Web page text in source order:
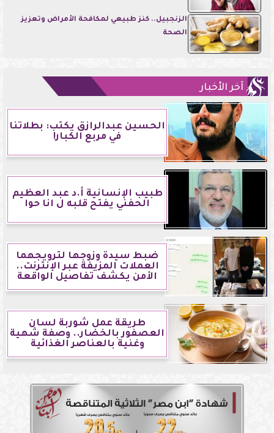
الزنجبيل.. كنز طبيعي لمكافحة الأمراض وتعزيز
الصحة
آخر الأخبار
الحسين عبدالرازق يكتب: بطلاتنا
في مربع الكبار!
طبيب الإنسانية أ.د عبد العظيم
الحفني يفتح قلبه ل انا حوا
ضبط سيدة وزوجها لترويجهما
العملات المزيفة عبر الإنترنت..
الأمن يكشف تفاصيل الواقعة
طريقة عمل شوربة لسان
العصفور بالخضار.. وصفة شهية
وغنية بالعناصر الغذائية